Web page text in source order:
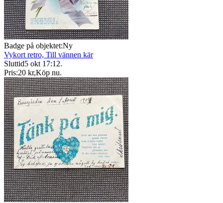
Badge på objektet:Ny
Vykort retro, Till vännen kär
Sluttid5 okt 17:12.
Pris:20 kr,Köp nu.